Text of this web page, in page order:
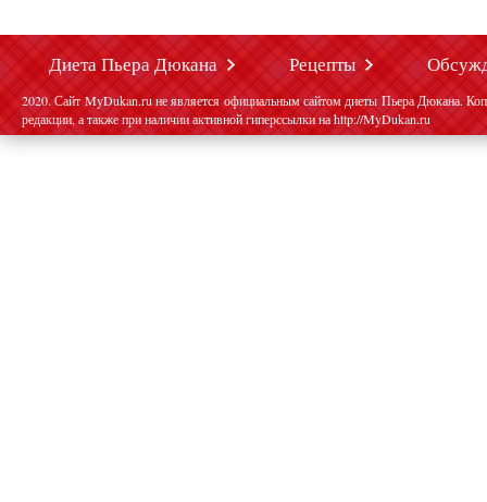
Диета Пьера Дюкана Рецепты
2020. Сайт MyDukan.ru не является официальным сайтом диеты Пьера Дюкана.
редакции, а также при наличии активной гиперссылки на http://MyDukan.ru